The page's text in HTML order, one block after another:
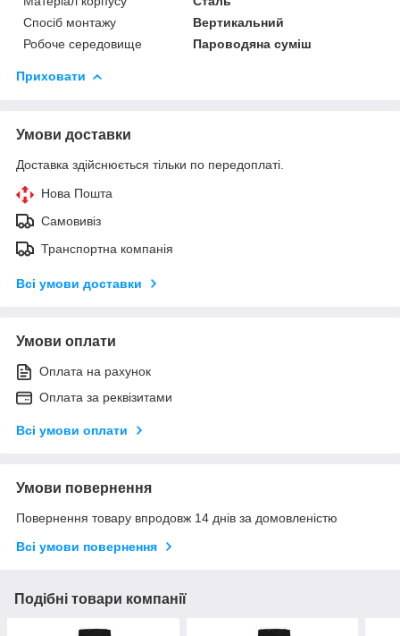
Спосіб монтажу
Вертикальний
Робоче середовище
Пароводяна суміш
Приховати
Умови доставки
Доставка здійснюється тільки по передоплаті.
Нова Пошта
Самовивіз
Транспортна компанія
Всі умови доставки
Умови оплати
Оплата на рахунок
Оплата за реквізитами
Всі умови оплати
Умови повернення
Повернення товару впродовж 14 днів за домовленістю
Всі умови повернення
Подібні товари компанії